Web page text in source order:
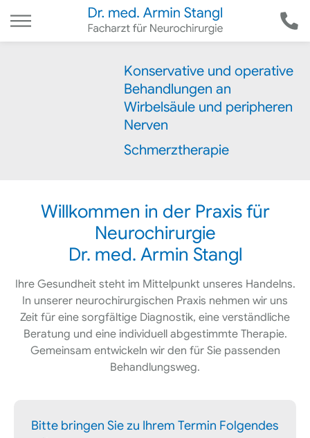
Konservative und operative
Behandlungen an
Wirbelsäule und peripheren
Nerven
Schmerztherapie
Willkommen in der Praxis für
Neurochirurgie
Dr. med. Armin Stangl
Ihre Gesundheit steht im Mittelpunkt unseres Handelns.
In unserer neurochirurgischen Praxis nehmen wir uns
Zeit für eine sorgfältige Diagnostik, eine verständliche
Beratung und eine individuell abgestimmte Therapie.
Gemeinsam entwickeln wir den für Sie passenden
Behandlungsweg.
Bitte bringen Sie zu Ihrem Termin Folgendes